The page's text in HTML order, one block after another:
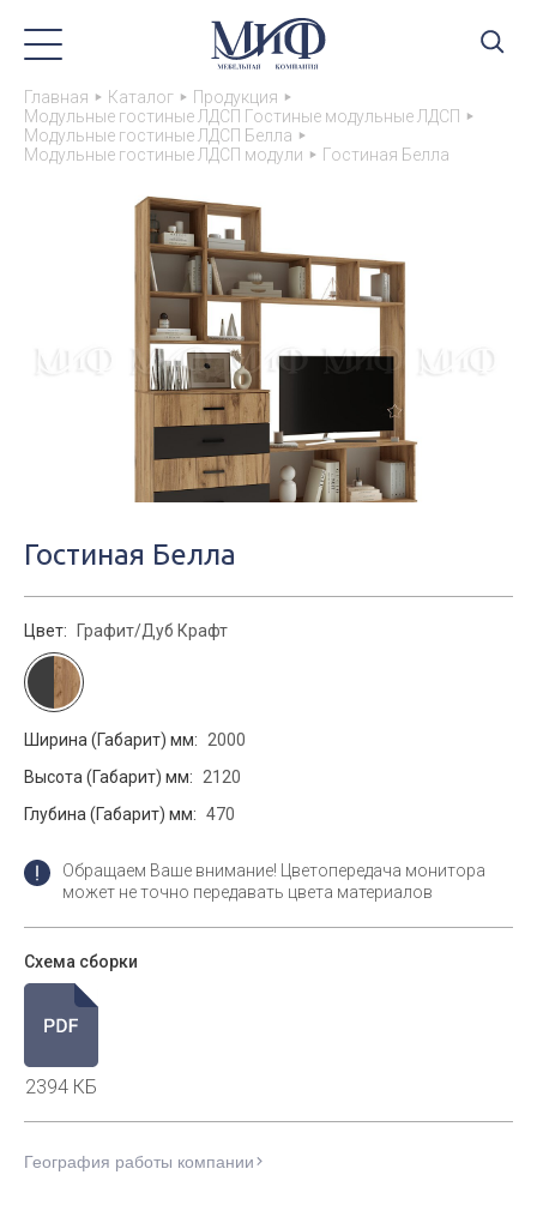
Главная Каталог
Продукция
Модульные гостиные ЛДСП Гостиные модульные ЛДСП
Модульные гостиные ЛДСП Белла
Модульные гостиные ЛДСП модули
Гостиная Белла
Гостиная Белла
Цвет: Графит/Дуб Крафт
Ширина (Габарит) мм:
2000
Высота (Габарит) мм:
2120
Глубина (Габарит) мм: 470
Обращаем Ваше внимание! Цветопередача монитора
может не точно передавать цвета материалов
Схема сборки
2394 КБ
География работы компании